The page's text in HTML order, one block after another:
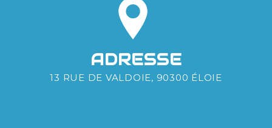
ADRESSE
13 RUE DE VALDOIE, 90300 ÉLOIE